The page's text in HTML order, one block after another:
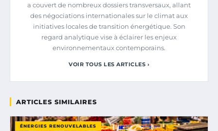
a couvert de nombreux dossiers transversaux, allant
des négociations internationales sur le climat aux
initiatives locales de transition énergétique. Son
regard analytique vise à éclairer les enjeux
environnementaux contemporains.
VOIR TOUS LES ARTICLES ›
ARTICLES SIMILAIRES
ÉNERGIES RENOUVELABLES